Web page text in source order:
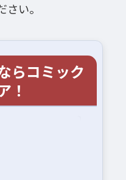
い。
らコミック
！